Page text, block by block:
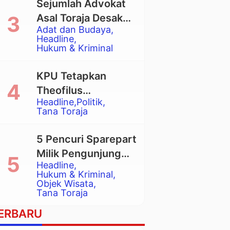
Adat dan Budaya
Headline
Hukum & Kriminal
Sejumlah Advokat
Asal Toraja Desak
Mahkamah Agung
Larang Penggunaan
Eksekusi Rumah
Adat Tongkonan
Headline Politik
Tana Toraja
KPU Tetapkan
Theofilus
Allorerung dan
Zadrak Tombe
sebagai Bupati dan
Wakil Bupati Tana
Toraja Terpilih
Headline
Hukum & Kriminal
Objek Wisata
Tana Toraja
5 Pencuri Sparepart
Milik Pengunjung
Objek Wisata
Pango-Pango
Ditangkap Polisi